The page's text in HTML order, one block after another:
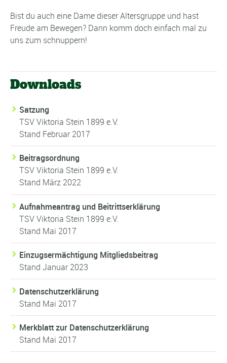
Bist du auch eine Dame dieser Altersgruppe und hast
Freude am Bewegen? Dann komm doch einfach mal zu
uns zum schnuppern!
Downloads
Satzung
TSV Viktoria Stein 1899 e.V.
Stand Februar 2017
Beitragsordnung
TSV Viktoria Stein 1899 e.V.
Stand März 2022
Aufnahmeantrag und Beitrittserklärung
TSV Viktoria Stein 1899 e.V.
Stand Mai 2017
Einzugsermächtigung Mitgliedsbeitrag
Stand Januar 2023
Datenschutzerklärung
Stand Mai 2017
Merkblatt zur Datenschutzerklärung
Stand Mai 2017